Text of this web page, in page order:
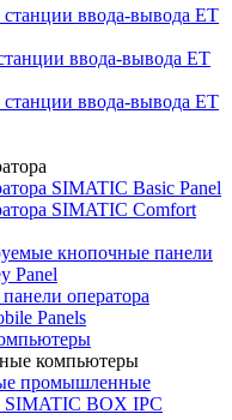
ввода-вывода ET
ввода-вывода ET
ввода-вывода ET
SIMATIC Basic Panel
SIMATIC Comfort
кнопочные панели
Panel
оператора
Panels
компьютеры
промышленные
SIMATIC BOX IPC